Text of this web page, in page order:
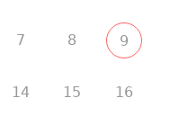
7 8 9
14 15 16